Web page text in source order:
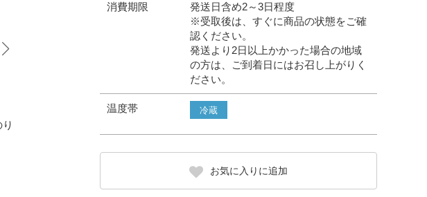
消費期限
発送日含め2～3日程度
※受取後は、すぐに商品の状態をご確
認ください。
発送より2日以上かかった場合の地域
の方は、ご到着日にはお召し上がりく
ださい。
温度帯 冷蔵
お気に入りに追加